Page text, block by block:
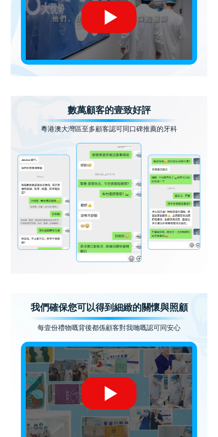
數萬顧客的壹致好評
粵港澳大灣區至多顧客認可同口碑推薦的牙科
我們確保您可以得到細緻的關懷與照顧
每壹份禮物嘅背後都係顧客對我哋嘅認可同安心